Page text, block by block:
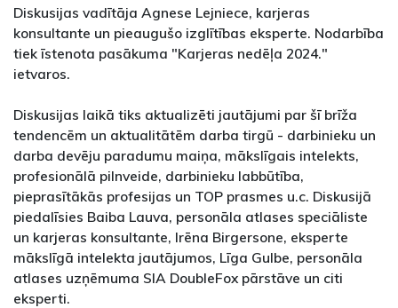
Diskusijas vadītāja Agnese Lejniece, karjeras
konsultante un pieaugušo izglītības eksperte. Nodarbība
tiek īstenota pasākuma "Karjeras nedēļa 2024."
ietvaros.
Diskusijas laikā tiks aktualizēti jautājumi par šī brīža
tendencēm un aktualitātēm darba tirgū - darbinieku un
darba devēju paradumu maiņa, mākslīgais intelekts,
profesionālā pilnveide, darbinieku labbūtība,
pieprasītākās profesijas un TOP prasmes u.c. Diskusijā
piedalīsies Baiba Lauva, personāla atlases speciāliste
un karjeras konsultante, Irēna Birgersone, eksperte
mākslīgā intelekta jautājumos, Līga Gulbe, personāla
atlases uzņēmuma SIA DoubleFox pārstāve un citi
eksperti.